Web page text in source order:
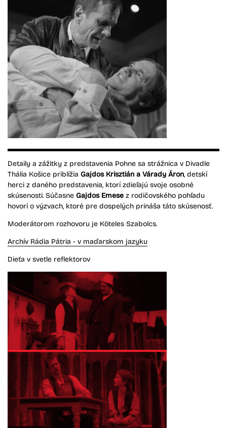
Detaily a zážitky z predstavenia Pohne sa strážnica v Divadle
Thália Košice priblížia Gajdos Krisztián a Várady Áron, detskí
herci z daného predstavenia, ktorí zdieľajú svoje osobné
skúsenosti. Súčasne Gajdos Emese z rodičovského pohľadu
hovorí o výzvach, ktoré pre dospelých prináša táto skúsenosť.
Moderátorom rozhovoru je Köteles Szabolcs.
Archív Rádia Pátria - v maďarskom jazyku
Dieťa v svetle reflektorov